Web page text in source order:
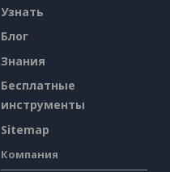
Узнать
Блог
Знания
Бесплатные
инструменты
Sitemap
Компания